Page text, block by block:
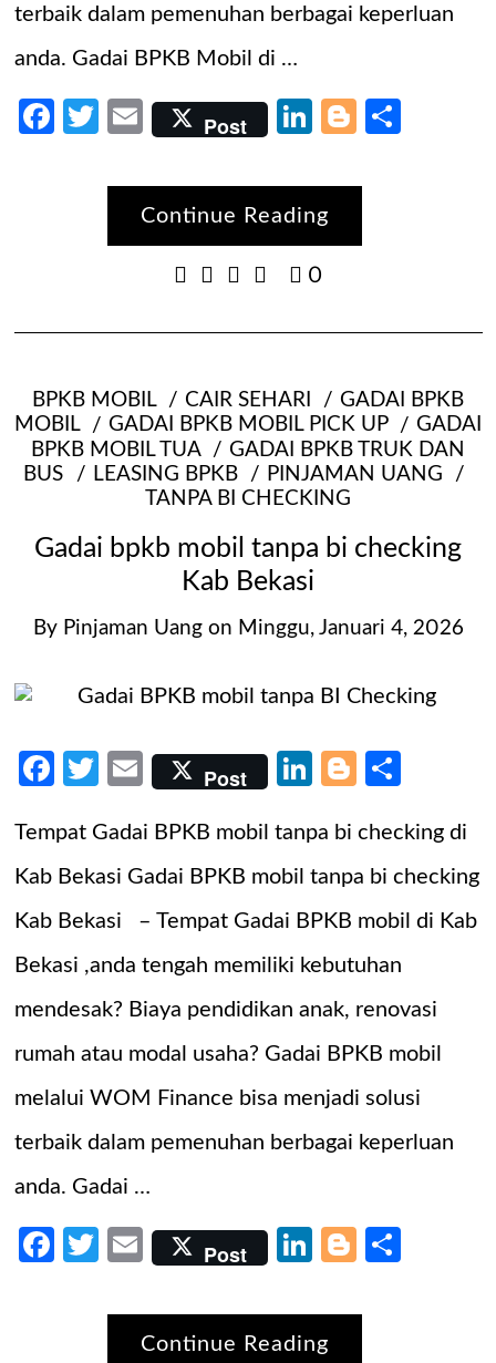
terbaik dalam pemenuhan berbagai keperluan
anda. Gadai BPKB Mobil di …
Facebook
Twitter
EmailPost LinkedIn
Blogger
Continue Reading
0
BPKB MOBIL CAIR SEHARI
GADAI BPKB
MOBIL
GADAI BPKB MOBIL PICK UP
GADAI
BPKB MOBIL TUA
GADAI BPKB TRUK DAN
BUS
LEASING BPKB
PINJAMAN UANG
TANPA BI CHECKING
Gadai bpkb mobil tanpa bi checking
Kab Bekasi
By Pinjaman Uang on Minggu, Januari 4, 2026
Facebook
Twitter
EmailPost LinkedIn
Blogger
Tempat Gadai BPKB mobil tanpa bi checking di
Kab Bekasi Gadai BPKB mobil tanpa bi checking
Kab Bekasi – Tempat Gadai BPKB mobil di Kab
Bekasi ,anda tengah memiliki kebutuhan
mendesak? Biaya pendidikan anak, renovasi
rumah atau modal usaha? Gadai BPKB mobil
melalui WOM Finance bisa menjadi solusi
terbaik dalam pemenuhan berbagai keperluan
anda. Gadai …
Facebook
Twitter
EmailPost LinkedIn
Blogger
Continue Reading